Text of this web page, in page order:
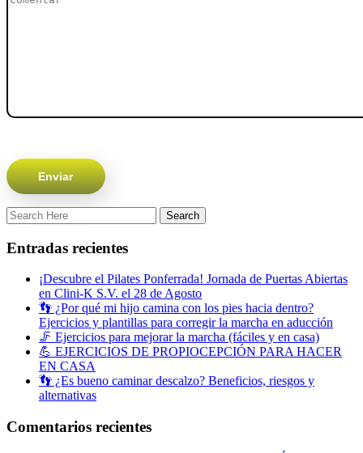
Entradas recientes
¡Descubre el Pilates Ponferrada! Jornada de Puertas Abiertas
en Clini-K S.V. el 28 de Agosto
👣 ¿Por qué mi hijo camina con los pies hacia dentro?
Ejercicios y plantillas para corregir la marcha en aducción
🦵 Ejercicios para mejorar la marcha (fáciles y en casa)
💪 EJERCICIOS DE PROPIOCEPCIÓN PARA HACER
EN CASA
👣 ¿Es bueno caminar descalzo? Beneficios, riesgos y
alternativas
Comentarios recientes